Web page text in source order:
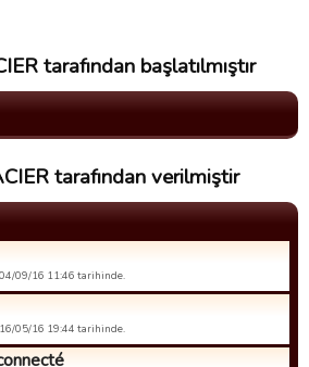
tarafından başlatılmıştır
tarafından verilmiştir
09/16 11:46 tarihinde.
05/16 19:44 tarihinde.